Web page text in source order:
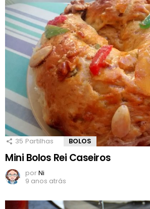
35 Partilhas BOLOS
Mini Bolos Rei Caseiros
porNi
9 anos atrás